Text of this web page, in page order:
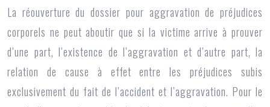
La réouverture du dossier pour aggravation de préjudices
corporels ne peut aboutir que si la victime arrive à prouver
d’une part, l’existence de l’aggravation et d’autre part, la
relation de cause à effet entre les préjudices subis
exclusivement du fait de l’accident et l’aggravation. Pour le